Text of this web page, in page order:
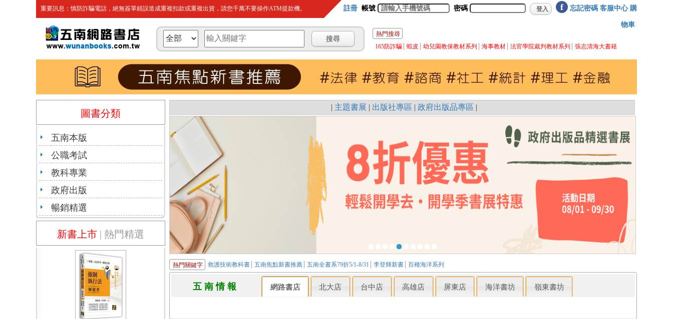
重要訊息：慎防詐騙電話，絕無簽單錯誤造成重複扣款或重複出貨，請您千萬不要操作ATM提款機。 註冊 帳號 密碼 f 忘記密碼 客服中心 購
物車
熱門搜尋
165防詐騙
蝦皮 幼兒園教保教材系列 海事教材 法官學院裁判教材系列 張志清海大書籍
圖書分類
五南本版
公職考試
教科專業
政府出版
暢銷精選
新書上市 | 熱門精選
| 主題書展 | 出版社專區 | 政府出版品專區 |
熱門關鍵字 救護技術教科書 五南焦點新書推薦 五南全書系79折5/1-8/31 李登輝新書 百種海洋系列
五 南 情 報 網路書店 北大店 台中店 高雄店 屏東店 海洋書坊 嶺東書坊